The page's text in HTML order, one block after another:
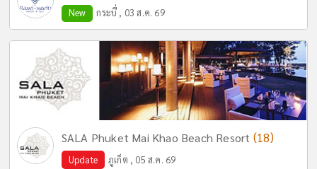
New กระบี่ , 03 ส.ค. 69
SALA Phuket Mai Khao Beach Resort (18)
Update ภูเก็ต , 05 ส.ค. 69